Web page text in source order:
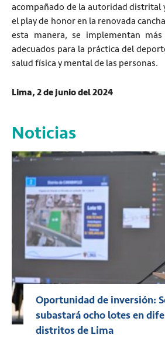
acompañado de la autoridad distrital
el play de honor en la renovada
esta manera, se implementan
adecuados para la práctica del
salud física y mental de las personas.
Lima, 2 de junio del 2024
Noticias
Oportunidad de inversión:
subastará ocho lotes en
distritos de Lima